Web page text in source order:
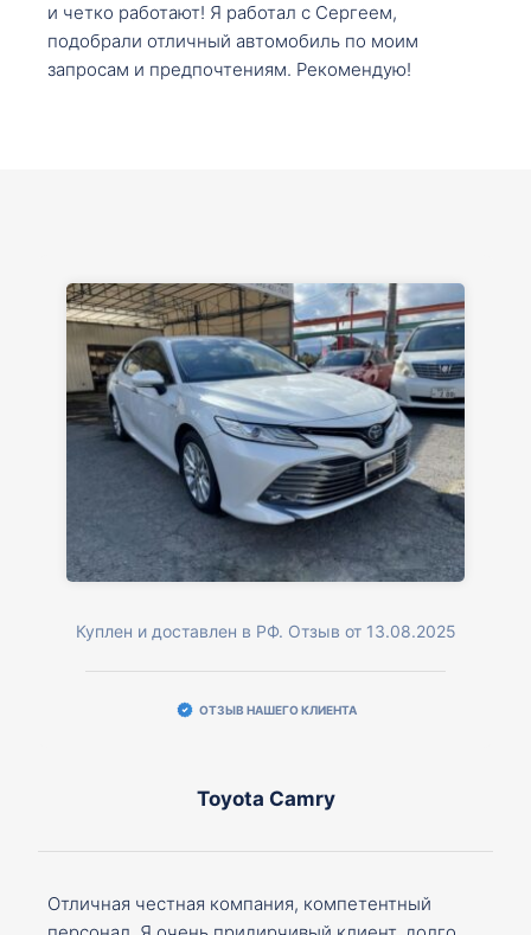
и четко работают! Я работал с Сергеем,
подобрали отличный автомобиль по моим
запросам и предпочтениям. Рекомендую!
Куплен и доставлен в РФ. Отзыв от 13.08.2025
ОТЗЫВ НАШЕГО КЛИЕНТА
Toyota Camry
Отличная честная компания, компетентный